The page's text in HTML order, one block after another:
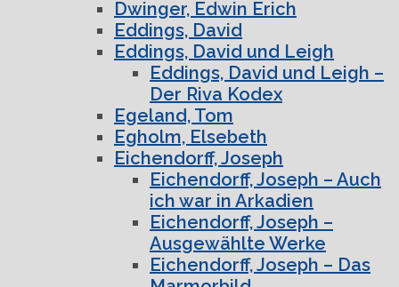
Dwinger, Edwin Erich
Eddings, David
Eddings, David und Leigh
Eddings, David und Leigh –
Der Riva Kodex
Egeland, Tom
Egholm, Elsebeth
Eichendorff, Joseph
Eichendorff, Joseph – Auch
ich war in Arkadien
Eichendorff, Joseph –
Ausgewählte Werke
Eichendorff, Joseph – Das